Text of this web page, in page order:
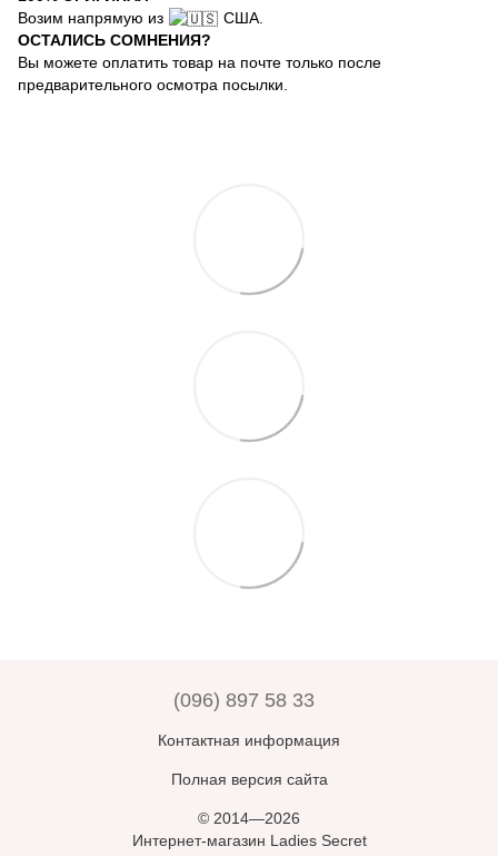
Возим напрямую из
США.
ОСТАЛИСЬ СОМНЕНИЯ?
Вы можете оплатить товар на почте только после
предварительного осмотра посылки.
(096) 897 58 33
Контактная информация
Полная версия сайта
© 2014—2026
Интернет-магазин Ladies Secret